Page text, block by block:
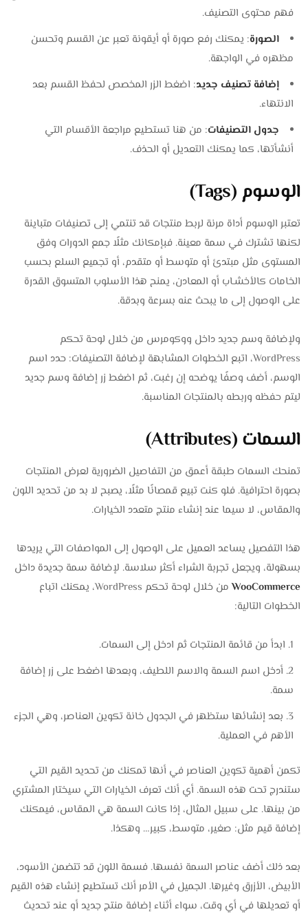
فهم محتوى التصنيف.
الصورة: يمكنك رفع صورة أو أيقونة تعبر عن القسم وتحسن
مظهره في الواجهة.
إضافة تصنيف جديد: اضغط الزر المخصص لحفظ القسم بعد
الانتهاء.
جدول التصنيفات: من هنا تستطيع مراجعة الأقسام التي
أنشأتها، كما يمكنك التعديل أو الحذف.
الوسوم (Tags)
تعتبر الوسوم أداة مرنة لربط منتجات قد تنتمي إلى تصنيفات متباينة
لكنها تشترك في سمة معينة. فبإمكانك مثلًا جمع الدورات وفق
المستوى مثل مبتدئ أو متوسط أو متقدم، أو تجميع السلع بحسب
الخامات كالأخشـاب أو المعادن، يمنح هذا الأسلوب المتسوق القدرة
على الوصول إلى ما يبحث عنه بسرعة وبدقة.
ولإضافة وسم جديد داخل ووكومرس من خلال لوحة تحكم
WordPress، اتبع الخطوات المشابهة لإضافة التصنيفات: حدد اسم
الوسم، أضف وصفًا يوضحه إن رغبت، ثم اضغط زر إضافة وسم جديد
ليتم حفظه وربطه بالمنتجات المناسبة.
السمات (Attributes)
تمنحك السمات طبقة أعمق من التفاصيل الضرورية لعرض المنتجات
بصورة احترافية. فلو كنت تبيع قمصانًا مثلًا، يصبح لا بد من تحديد اللون
والمقاس، لا سيما عند إنشاء منتج متعدد الخيارات.
هذا التفصيل يساعد العميل على الوصول إلى المواصفات التي يريدها
بسهولة، ويجعل تجربة الشراء أكثر سلاسة. لإضافة سمة جديدة داخل
WooCommerce
من خلال لوحة تحكم WordPress، يمكنك اتباع
الخطوات التالية:
ابدأ من قائمة المنتجات ثم ادخل إلى السمات.
أدخل اسم السمة والاسم اللطيف، وبعدها اضغط على زر إضافة
سمة.
بعد إنشائها ستظهر في الجدول خانة تكوين العناصر، وهي الجزء
الأهم في العملية.
تكمن أهمية تكوين العناصر في أنها تمكنك من تحديد القيم التي
ستندرج تحت هذه السمة. أي أنك تعرف الخيارات التي سيختار المشتري
من بينها. على سبيل المثال، إذا كانت السمة هي المقاس، فيمكنك
إضافة قيم مثل: صغير، متوسط، كبير… وهكذا.
بعد ذلك أضف عناصر السمة نفسها. فسمة اللون قد تتضمن الأسود،
الأبيض، الأزرق وغيرها. الجميل في الأمر أنك تستطيع إنشاء هذه القيم
أو تعديلها في أي وقت، سواء أثناء إضافة منتج جديد أو عند تحديث